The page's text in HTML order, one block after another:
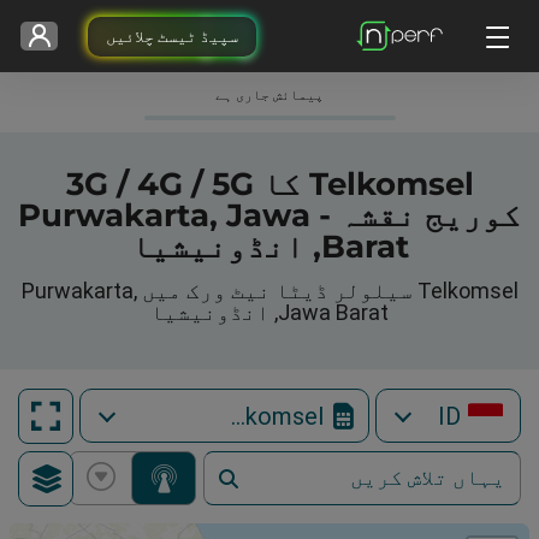
سپیڈ ٹیسٹ چلائیں
پیمائش جاری ہے
Telkomsel کا 3G / 4G / 5G
کوریج نقشہ - Purwakarta, Jawa
Barat, انڈونیشیا
Telkomsel سیلولر ڈیٹا نیٹ ورک میں Purwakarta,
Jawa Barat, انڈونیشیا
ID
Telkomsel